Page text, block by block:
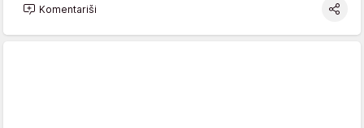
Komentariši